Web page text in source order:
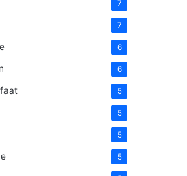
7
7
6
6
5
5
5
5